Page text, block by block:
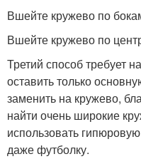
Вшейте кружево по
Вшейте кружево по
Третий способ требует
оставить только
заменить на кружево,
найти очень широкие
использовать
даже футболку.